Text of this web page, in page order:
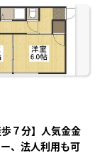
に入
り登
７分】人気金金
、法人利用も可